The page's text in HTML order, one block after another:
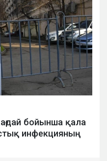
бойынша қала
инфекцияның